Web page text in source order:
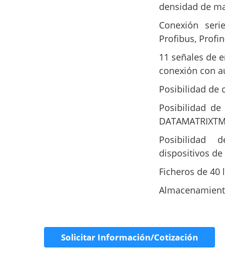
densidad de
Conexión
Profibus,
11 señales de
conexión con
Posibilidad de
Posibilidad
Posibilidad
dispositivos
Ficheros de 40
Solicitar Información/Cotización